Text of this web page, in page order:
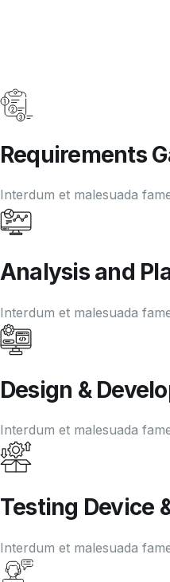
Requirements
Interdum et malesuada
Analysis and
Interdum et malesuada
Design &
Interdum et malesuada
Testing Device
Interdum et malesuada